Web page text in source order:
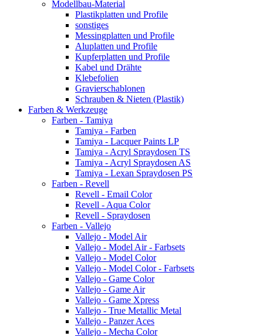
Modellbau-Material
Plastikplatten und Profile
sonstiges
Messingplatten und Profile
Aluplatten und Profile
Kupferplatten und Profile
Kabel und Drähte
Klebefolien
Gravierschablonen
Schrauben & Nieten (Plastik)
Farben & Werkzeuge
Farben - Tamiya
Tamiya - Farben
Tamiya - Lacquer Paints LP
Tamiya - Acryl Spraydosen TS
Tamiya - Acryl Spraydosen AS
Tamiya - Lexan Spraydosen PS
Farben - Revell
Revell - Email Color
Revell - Aqua Color
Revell - Spraydosen
Farben - Vallejo
Vallejo - Model Air
Vallejo - Model Air - Farbsets
Vallejo - Model Color
Vallejo - Model Color - Farbsets
Vallejo - Game Color
Vallejo - Game Air
Vallejo - Game Xpress
Vallejo - True Metallic Metal
Vallejo - Panzer Aces
Vallejo - Mecha Color